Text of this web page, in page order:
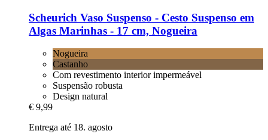
Scheurich Vaso Suspenso -​ Cesto Suspenso em
Algas Marinhas -​ 17 cm, Nogueira
Nogueira
Castanho
Com revestimento interior impermeável
Suspensão robusta
Design natural
€ 9,99
Entrega até 18. agosto